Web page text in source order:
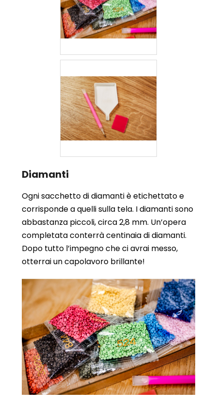
Diamanti
Ogni sacchetto di diamanti è etichettato e
corrisponde a quelli sulla tela. I diamanti sono
abbastanza piccoli, circa 2,8 mm. Un’opera
completata conterrà centinaia di diamanti.
Dopo tutto l’impegno che ci avrai messo,
otterrai un capolavoro brillante!